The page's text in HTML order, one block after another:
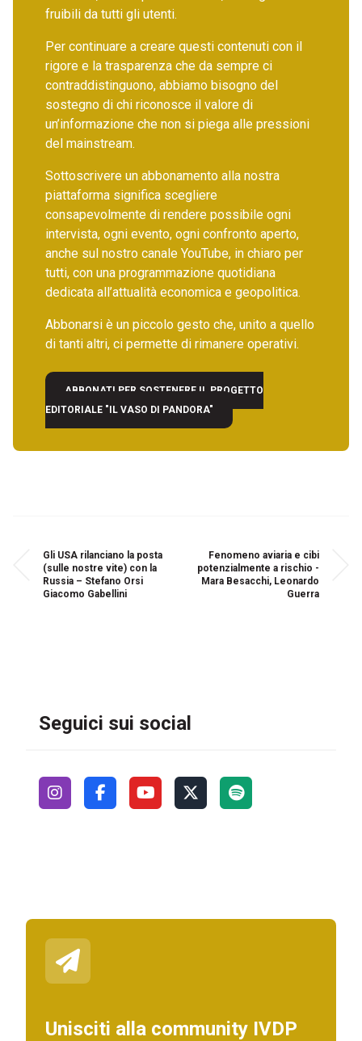
fruibili da tutti gli utenti.
Per continuare a creare questi contenuti con il
rigore e la trasparenza che da sempre ci
contraddistinguono, abbiamo bisogno del
sostegno di chi riconosce il valore di
un’informazione che non si piega alle pressioni
del mainstream.
Sottoscrivere un abbonamento alla nostra
piattaforma significa scegliere
consapevolmente di rendere possibile ogni
intervista, ogni evento, ogni confronto aperto,
anche sul nostro canale YouTube, in chiaro per
tutti, con una programmazione quotidiana
dedicata all’attualità economica e geopolitica.
Abbonarsi è un piccolo gesto che, unito a quello
di tanti altri, ci permette di rimanere operativi.
ABBONATI PER SOSTENERE IL PROGETTO
EDITORIALE "IL VASO DI PANDORA"
Gli USA rilanciano la posta
(sulle nostre vite) con la
Russia – Stefano Orsi
Giacomo Gabellini
Fenomeno aviaria e cibi
potenzialmente a rischio -
Mara Besacchi, Leonardo
Guerra
Seguici sui social
Unisciti alla community IVDP